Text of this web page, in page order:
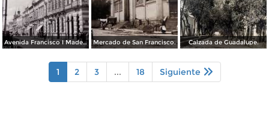
Avenida Francisco I Madero. Mercado de San Francisco. Calzada de Guadalupe.
1 2 3 ... 18 Siguiente